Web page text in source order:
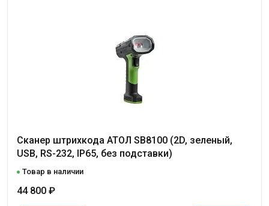
Сканер штрихкода АТОЛ SB8100 (2D, зеленый,
USB, RS-232, IP65, без подставки)
Товар в наличии
44 800 ₽